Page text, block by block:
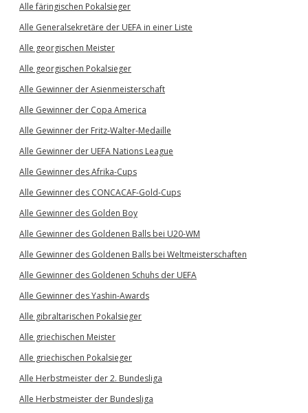
Alle färingischen Pokalsieger
Alle Generalsekretäre der UEFA in einer Liste
Alle georgischen Meister
Alle georgischen Pokalsieger
Alle Gewinner der Asienmeisterschaft
Alle Gewinner der Copa America
Alle Gewinner der Fritz-Walter-Medaille
Alle Gewinner der UEFA Nations League
Alle Gewinner des Afrika-Cups
Alle Gewinner des CONCACAF-Gold-Cups
Alle Gewinner des Golden Boy
Alle Gewinner des Goldenen Balls bei U20-WM
Alle Gewinner des Goldenen Balls bei Weltmeisterschaften
Alle Gewinner des Goldenen Schuhs der UEFA
Alle Gewinner des Yashin-Awards
Alle gibraltarischen Pokalsieger
Alle griechischen Meister
Alle griechischen Pokalsieger
Alle Herbstmeister der 2. Bundesliga
Alle Herbstmeister der Bundesliga